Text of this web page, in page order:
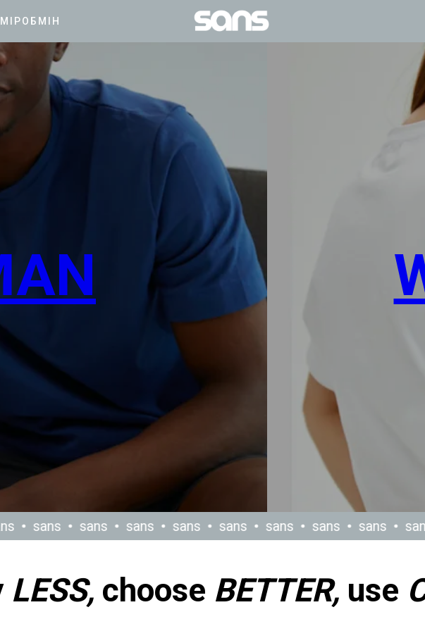
ОБМІН замовлення до 12:00] ВІДПРАВЛЕННЯ
sans sans sans sans sans sans sans sans
LESS , choose BETTER, use